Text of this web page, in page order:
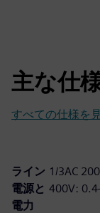
主な仕
すべての仕様を
ライン
電源と
電力
1/3AC
400V: